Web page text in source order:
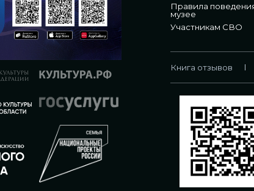
Правила
музее
Участникам СВО
Книга отзывов